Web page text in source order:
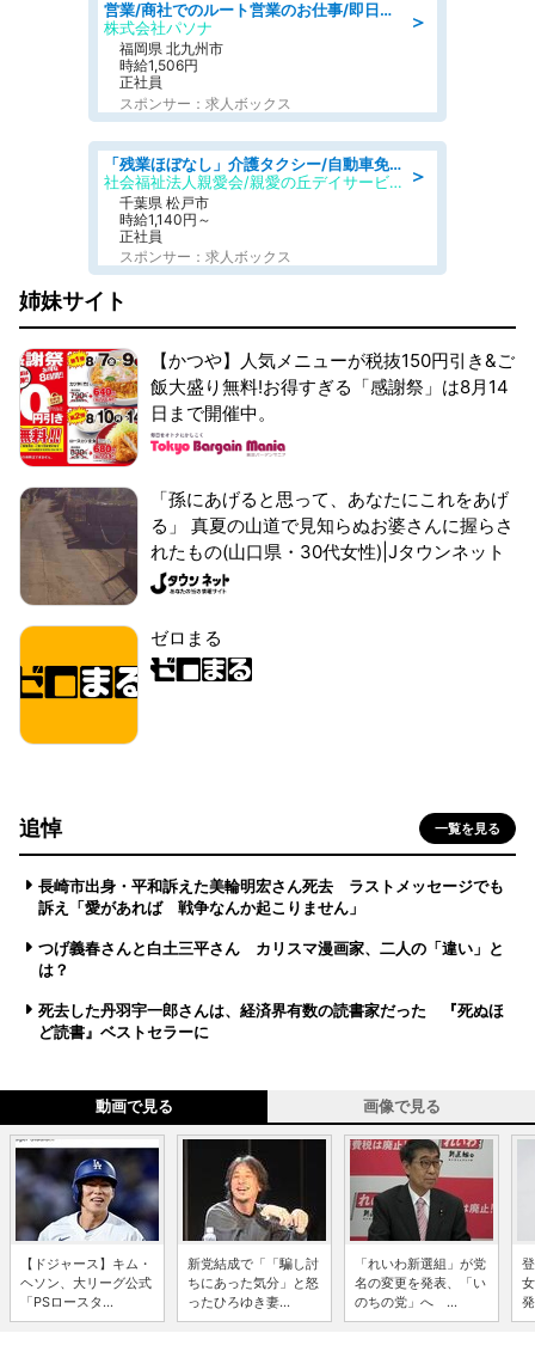
＞
営業/商社でのルート営業のお仕事/即日勤務可/車通勤可/営業
株式会社パソナ
福岡県 北九州市
時給1,506円
正社員
スポンサー：求人ボックス
＞
「残業ほぼなし」介護タクシー/自動車免許必須/正職員/日勤のみ/デイサービス
社会福祉法人親愛会/親愛の丘デイサービス
千葉県 松戸市
時給1,140円～
正社員
スポンサー：求人ボックス
姉妹サイト
【かつや】人気メニューが税抜150円引き&ご
飯大盛り無料!お得すぎる「感謝祭」は8月14
日まで開催中。
「孫にあげると思って、あなたにこれをあげ
る」 真夏の山道で見知らぬお婆さんに握らさ
れたもの(山口県・30代女性)|Jタウンネット
ゼロまる
追悼 一覧を見る
長崎市出身・平和訴えた美輪明宏さん死去 ラストメッセージでも
訴え「愛があれば 戦争なんか起こりません」
つげ義春さんと白土三平さん カリスマ漫画家、二人の「違い」と
は？
死去した丹羽宇一郎さんは、経済界有数の読書家だった 『死ぬほ
ど読書』ベストセラーに
動画で見る 画像で見る
【ドジャース】キム・
ヘソン、大リーグ公式
「PSロースタ...
新党結成で「「騙し討
ちにあった気分」と怒
ったひろゆき妻...
「れいわ新選組」が党
名の変更を発表、「い
のちの党」へ ...